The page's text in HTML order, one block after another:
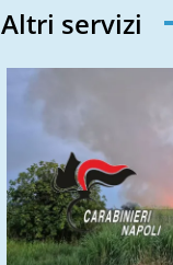
Altri servizi